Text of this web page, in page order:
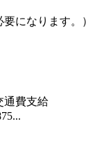
になります。）
通費支給